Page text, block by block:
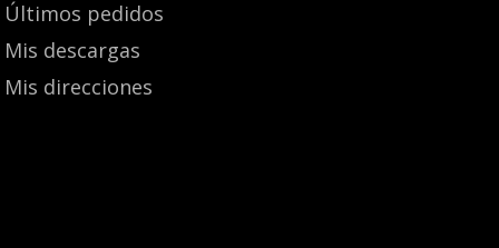
Últimos pedidos
Mis descargas
Mis direcciones